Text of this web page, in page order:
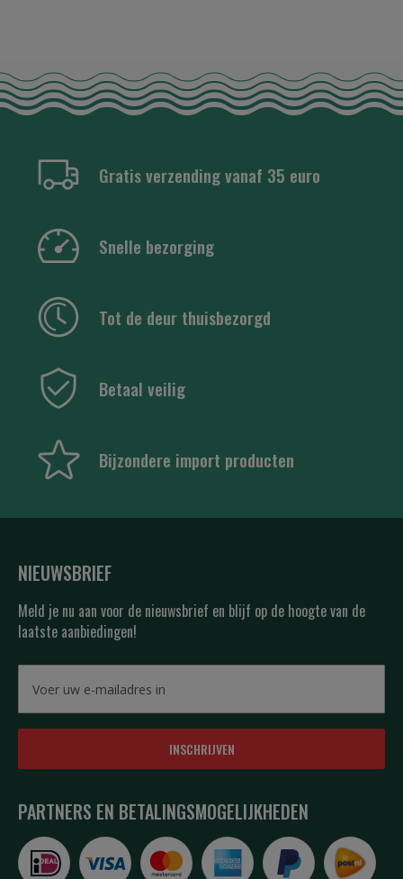
Gratis verzending vanaf 35 euro
Snelle bezorging
Tot de deur thuisbezorgd
Betaal veilig
Bijzondere import producten
NIEUWSBRIEF
Meld je nu aan voor de nieuwsbrief en blijf op de hoogte van de
laatste aanbiedingen!
INSCHRIJVEN
PARTNERS EN BETALINGSMOGELIJKHEDEN